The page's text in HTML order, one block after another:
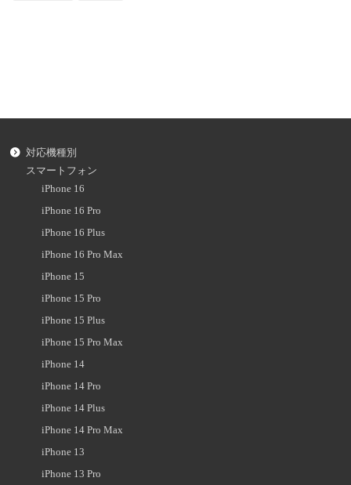
対応機種別
スマートフォン
iPhone 16
iPhone 16 Pro
iPhone 16 Plus
iPhone 16 Pro Max
iPhone 15
iPhone 15 Pro
iPhone 15 Plus
iPhone 15 Pro Max
iPhone 14
iPhone 14 Pro
iPhone 14 Plus
iPhone 14 Pro Max
iPhone 13
iPhone 13 Pro